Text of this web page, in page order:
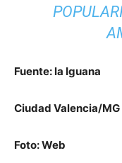
Fuente: la Iguana
Ciudad Valencia/MG
Foto: Web